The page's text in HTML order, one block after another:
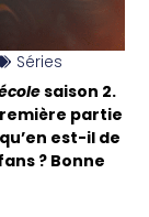
Séries
saison 2.
partie
est-il de
? Bonne